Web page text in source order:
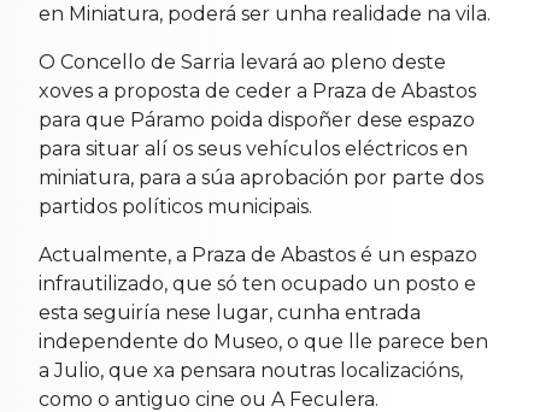
en Miniatura, poderá ser unha realidade na vila.
O Concello de Sarria levará ao pleno deste
xoves a proposta de ceder a Praza de Abastos
para que Páramo poida dispoñer dese espazo
para situar alí os seus vehículos eléctricos en
miniatura, para a súa aprobación por parte dos
partidos políticos municipais.
Actualmente, a Praza de Abastos é un espazo
infrautilizado, que só ten ocupado un posto e
esta seguiría nese lugar, cunha entrada
independente do Museo, o que lle parece ben
a Julio, que xa pensara noutras localizacións,
como o antiguo cine ou A Feculera.